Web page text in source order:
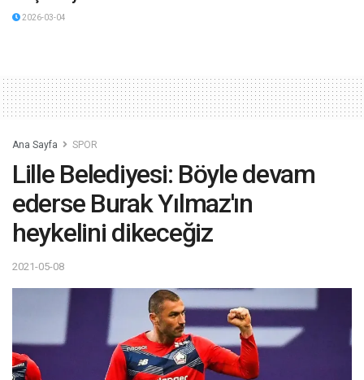
2026-03-04
Ana Sayfa SPOR
Lille Belediyesi: Böyle devam
ederse Burak Yılmaz'ın
heykelini dikeceğiz
2021-05-08